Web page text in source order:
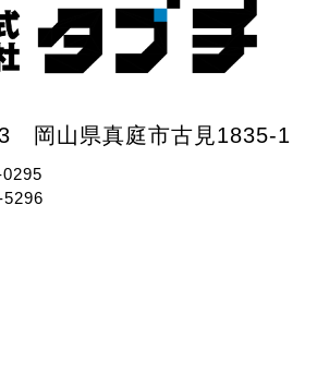
岡山県真庭市古見1835-1